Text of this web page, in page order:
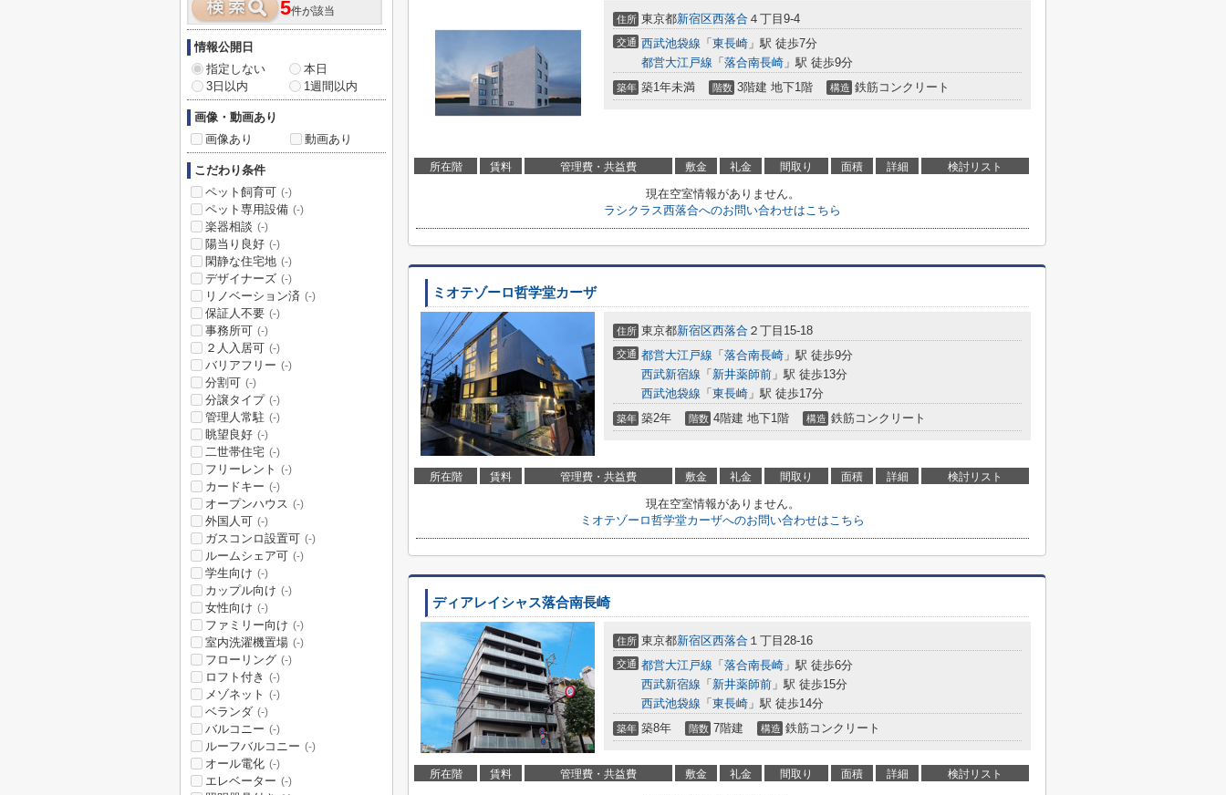
住所 東京都新宿区西落合 ４丁目9-4
交通 西武池袋線 「 東長崎 」駅 徒歩7分
都営大江戸線 「 落合南長崎 」駅 徒歩9分
築年 築1年未満 階数 3階建 地下1階 構造 鉄筋コンクリート
所在階 賃料 管理費・共益費 敷金 礼金 間取り 面積 詳細 検討リスト
現在空室情報がありません。
ラシクラス西落合へのお問い合わせはこちら
ミオテゾーロ哲学堂カーザ
住所 東京都新宿区西落合 ２丁目15-18
交通 都営大江戸線 「 落合南長崎 」駅 徒歩9分
西武新宿線 「 新井薬師前 」駅 徒歩13分
西武池袋線 「 東長崎 」駅 徒歩17分
築年 築2年 階数 4階建 地下1階 構造 鉄筋コンクリート
所在階 賃料 管理費・共益費 敷金 礼金 間取り 面積 詳細 検討リスト
現在空室情報がありません。
ミオテゾーロ哲学堂カーザへのお問い合わせはこちら
ディアレイシャス落合南長崎
住所 東京都新宿区西落合 １丁目28-16
交通 都営大江戸線 「 落合南長崎 」駅 徒歩6分
西武新宿線 「 新井薬師前 」駅 徒歩15分
西武池袋線 「 東長崎 」駅 徒歩14分
築年 築8年 階数 7階建 構造 鉄筋コンクリート
所在階 賃料 管理費・共益費 敷金 礼金 間取り 面積 詳細 検討リスト
5件が該当
情報公開日
指定しない
本日
3日以内
1週間以内
画像・動画あり
画像あり
動画あり
こだわり条件
ペット飼育可 (-)
ペット専用設備 (-)
楽器相談 (-)
陽当り良好 (-)
閑静な住宅地 (-)
デザイナーズ (-)
リノベーション済 (-)
保証人不要 (-)
事務所可 (-)
２人入居可 (-)
バリアフリー (-)
分割可 (-)
分譲タイプ (-)
管理人常駐 (-)
眺望良好 (-)
二世帯住宅 (-)
フリーレント (-)
カードキー (-)
オープンハウス (-)
外国人可 (-)
ガスコンロ設置可 (-)
ルームシェア可 (-)
学生向け (-)
カップル向け (-)
女性向け (-)
ファミリー向け (-)
室内洗濯機置場 (-)
フローリング (-)
ロフト付き (-)
メゾネット (-)
ベランダ (-)
バルコニー (-)
ルーフバルコニー (-)
オール電化 (-)
エレベーター (-)